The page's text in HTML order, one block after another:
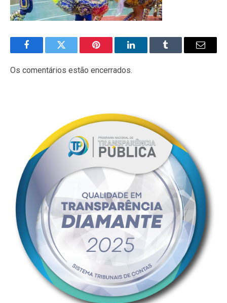
FacebookTwitter Pinterest LinkedInTumblr
E-
Os comentários estão encerrados.